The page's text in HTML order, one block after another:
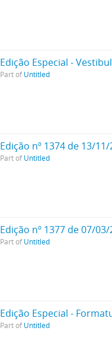
Edição Especial -
Part ofUntitled
Edição nº 1374 de 13/
Part ofUntitled
Edição nº 1377 de 07/
Part ofUntitled
Part ofUntitled